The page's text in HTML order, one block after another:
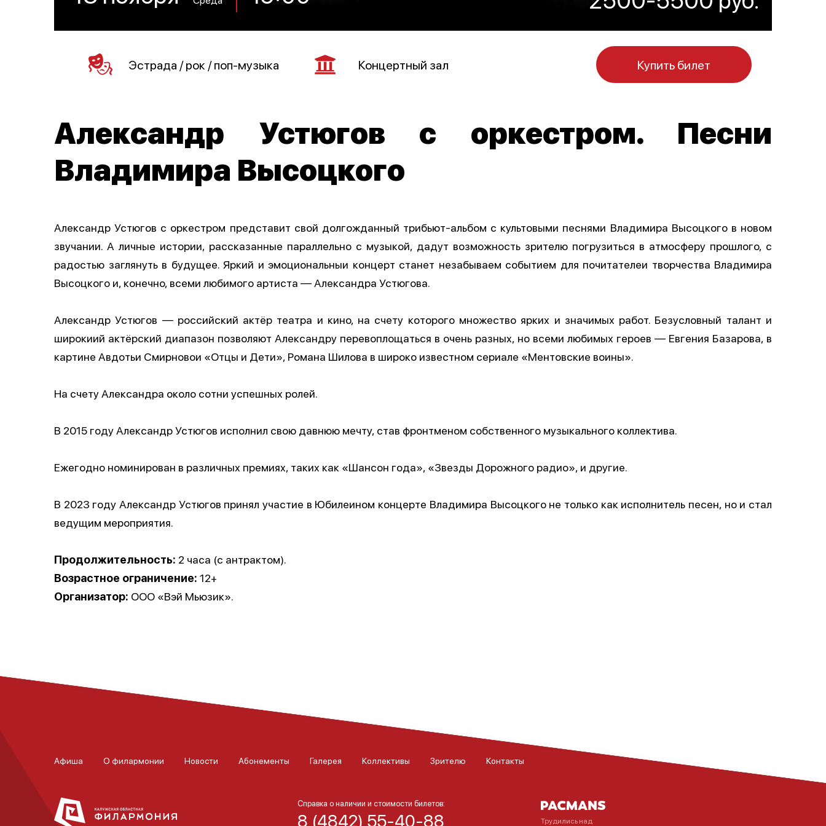
Эстрада / рок / поп-музыка Концертный зал Купить билет
Александр Устюгов с оркестром. Песни
Владимира Высоцкого
Александр Устюгов с оркестром представит свой долгожданный‌ трибьют-альбом с культовыми песнями Владимира Высоцкого в новом
звучании. А личные истории, рассказанные параллельно с музыкой‌, дадут возможность зрителю погрузиться в атмосферу прошлого, с
радостью заглянуть в будущее. Яркий‌ и эмоциональныи‌ концерт станет незабываем событием для почитателеи‌ творчества Владимира
Высоцкого и, конечно, всеми любимого артиста — Александра Устюгова.
Александр Устюгов — российский‌ актёр театра и кино, на счету которого множество ярких и значимых работ. Безусловный‌ талант и
широкиий актёрский‌ диапазон позволяют Александру перевоплощаться в очень разных, но всеми любимых героев — Евгения Базарова, в
картине Авдотьи Смирновои‌ «Отцы и Дети», Романа Шилова в широко известном сериале «Ментовские вои‌ны».
На счету Александра около сотни успешных ролей.
В 2015 году Александр Устюгов исполнил свою давнюю мечту, став фронтменом собственного музыкального коллектива.
Ежегодно номинирован в различных премиях, таких как «Шансон года», «Звезды Дорожного радио», и другие.
В 2023 году Александр Устюгов принял участие в Юбилеи‌ном концерте Владимира Высоцкого не только как исполнитель песен, но и стал
ведущим мероприятия.
Продолжительность: 2 часа (с антрактом).
Возрастное ограничение: 12+
Организатор: ООО «Вэй Мьюзик».
Афиша О филармонии Новости Абонементы Галерея Коллективы Зрителю Контакты
Справка о наличии и стоимости билетов:
8 (4842) 55-40-88 Трудились над